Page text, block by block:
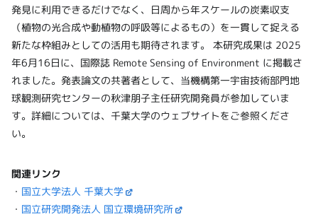
発見に利用できるだけでなく、日周から年スケールの炭素収支
（植物の光合成や動植物の呼吸等によるもの）を一貫して捉える
新たな枠組みとしての活用も期待されます。 本研究成果は 2025
年6月16日に、国際誌 Remote Sensing of Environment に掲載さ
れました。発表論文の共著者として、当機構第一宇宙技術部門地
球観測研究センターの秋津朋子主任研究開発員が参加していま
す。詳細については、千葉大学のウェブサイトをご参照くださ
い。
関連リンク
・ 国立大学法人 千葉大学
・ 国立研究開発法人 国立環境研究所